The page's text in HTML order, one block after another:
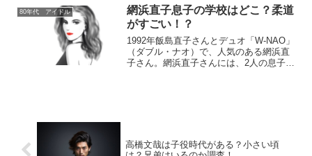
があります。何故、声の震え、かすれが
あるのでしょうか。原因...
80年代 アイドル
網浜直子息子の学校はどこ？柔道
がすごい！？
1992年飯島直子さんとデュオ「W-NAO」
（ダブル・ナオ）で、人気のある網浜直
子さん。網浜直子さんには、2人の息子さ
高橋文哉は子役時代がある？小さい頃